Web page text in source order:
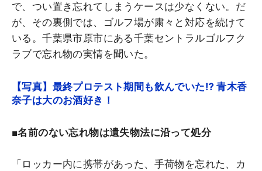
で、つい置き忘れてしまうケースは少なくない。だ
が、その裏側では、ゴルフ場が粛々と対応を続けて
いる。千葉県市原市にある千葉セントラルゴルフク
ラブで忘れ物の実情を聞いた。
【写真】最終プロテスト期間も飲んでいた⁉ 青木香
奈子は大のお酒好き！
■名前のない忘れ物は遺失物法に沿って処分
「ロッカー内に携帯があった、手荷物を忘れた、カ